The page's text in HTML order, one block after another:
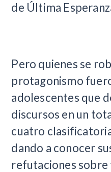
de Última
Pero quienes se
protagonismo
adolescentes que
discursos en un
cuatro
dando a conocer
refutaciones sobre